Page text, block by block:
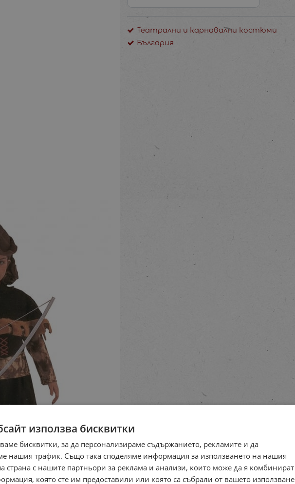
Театрални и карнавални костюми
България
използва бисквитки
бисквитки, за да персонализираме съдържанието, рекламите и да
нашия трафик. Също така споделяме информация за използването на нашия
страна с нашите партньори за реклама и анализи, които може да я комбинират
която сте им предоставили или която са събрали от вашето използване